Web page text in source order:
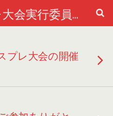
中華コスプレ大会実行委員会公式ホームページ
プレ大会の開催